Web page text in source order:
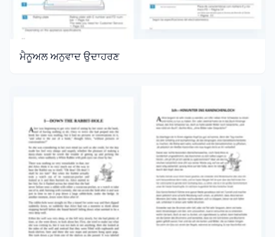
ਮੈਨੂਅਲ ਅਨੁਵਾਦ ਉਦਾਹਰਣ